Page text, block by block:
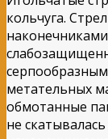
кольчуга.
метательных
обмотанные
не